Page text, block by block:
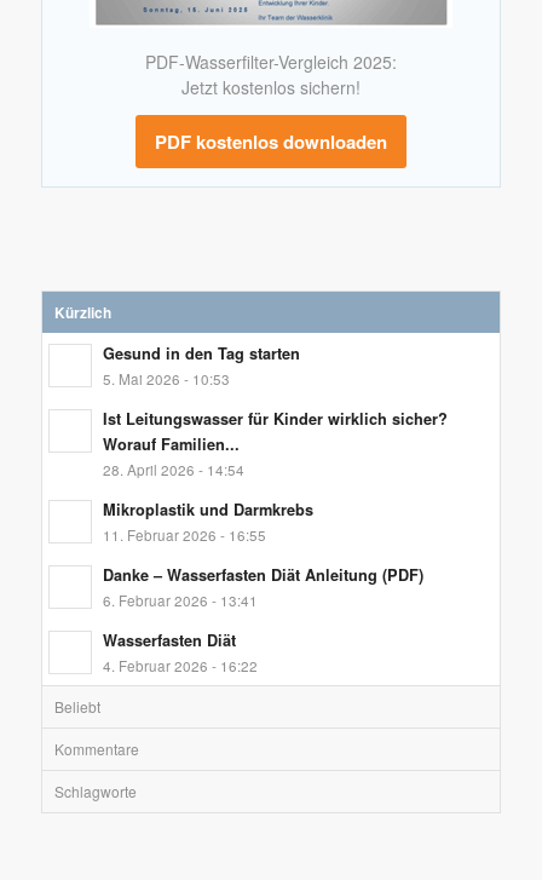
PDF-Wasserfilter-Vergleich 2025:
Jetzt kostenlos sichern!
PDF kostenlos downloaden
Kürzlich
Gesund in den Tag starten
5. Mai 2026 - 10:53
Ist Leitungswasser für Kinder wirklich sicher?
Worauf Familien...
28. April 2026 - 14:54
Mikroplastik und Darmkrebs
11. Februar 2026 - 16:55
Danke – Wasserfasten Diät Anleitung (PDF)
6. Februar 2026 - 13:41
Wasserfasten Diät
4. Februar 2026 - 16:22
Beliebt
Kommentare
Schlagworte